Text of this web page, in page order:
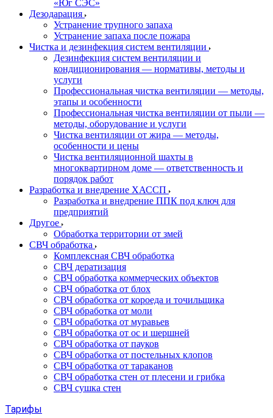
«Юг СЭС»
Дезодарация
Устранение трупного запаха
Устранение запаха после пожара
Чистка и дезинфекция систем вентиляции
Дезинфекция систем вентиляции и
кондиционирования — нормативы, методы и
услуги
Профессиональная чистка вентиляции — методы,
этапы и особенности
Профессиональная чистка вентиляции от пыли —
методы, оборудование и услуги
Чистка вентиляции от жира — методы,
особенности и цены
Чистка вентиляционной шахты в
многоквартирном доме — ответственность и
порядок работ
Разработка и внедрение ХАССП
Разработка и внедрение ППК под ключ для
предприятий
Другое
Обработка территории от змей
СВЧ обработка
Комплексная СВЧ обработка
СВЧ дератизация
СВЧ обработка коммерческих объектов
СВЧ обработка от блох
СВЧ обработка от короеда и точильщика
СВЧ обработка от моли
СВЧ обработка от муравьев
СВЧ обработка от ос и шершней
СВЧ обработка от пауков
СВЧ обработка от постельных клопов
СВЧ обработка от тараканов
СВЧ обработка стен от плесени и грибка
СВЧ сушка стен
Тарифы